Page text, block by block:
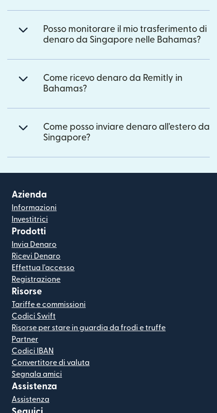
Posso monitorare il mio trasferimento di
denaro da Singapore nelle Bahamas?
Come ricevo denaro da Remitly in
Bahamas?
Come posso inviare denaro all'estero da
Singapore?
Azienda
Informazioni
Investitrici
Prodotti
Invia Denaro
Ricevi Denaro
Effettua l'accesso
Registrazione
Risorse
Tariffe e commissioni
Codici Swift
Risorse per stare in guardia da frodi e truffe
Partner
Codici IBAN
Convertitore di valuta
Segnala amici
Assistenza
Assistenza